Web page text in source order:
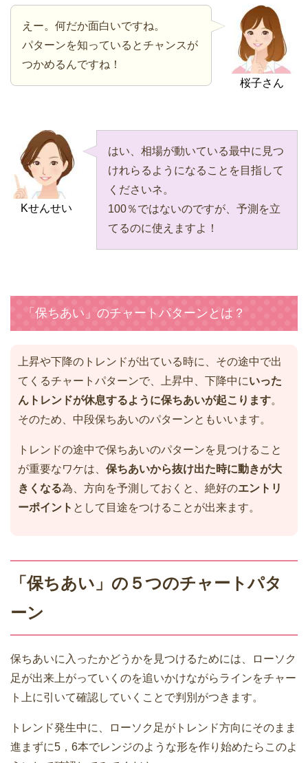
桜子さん
えー。何だか面白いですね。
パターンを知っているとチャンスが
つかめるんですね！
Kせんせい
はい、相場が動いている最中に見つ
けれらるようになることを目指して
くださいネ。
100％ではないのですが、予測を立
てるのに使えますよ！
「保ちあい」のチャートパターンとは？
上昇や下降のトレンドが出ている時に、その途中で出
てくるチャートパターンで、上昇中、下降中にいった
んトレンドが休息するように保ちあいが起こります。
そのため、中段保ちあいのパターンともいいます。
トレンドの途中で保ちあいのパターンを見つけること
が重要なワケは、 保ちあいから抜け出た時に動きが大
きくなる為、方向を予測しておくと、絶好のエントリ
ーポイント として目途をつけることが出来ます。
「保ちあい」の５つのチャートパタ
ーン
保ちあいに入ったかどうかを見つけるためには、ローソク
足が出来上がっていくのを追いかけながらラインをチャー
ト上に引いて確認していくことで判別がつきます。
トレンド発生中に、ローソク足がトレンド方向にそのまま
進まずに5，6本でレンジのような形を作り始めたらこのよ